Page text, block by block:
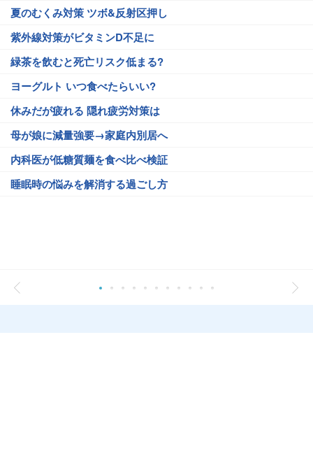
夏のむくみ対策 ツボ&反射区押し
紫外線対策がビタミンD不足に
緑茶を飲むと死亡リスク低まる?
ヨーグルト いつ食べたらいい?
休みだが疲れる 隠れ疲労対策は
母が娘に減量強要→家庭内別居へ
内科医が低糖質麺を食べ比べ検証
睡眠時の悩みを解消する過ごし方